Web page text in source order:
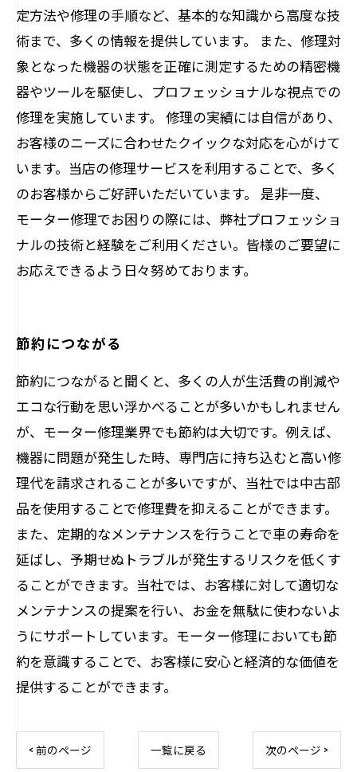
定方法や修理の手順など、基本的な知識から高度な技
術まで、多くの情報を提供しています。 また、修理対
象となった機器の状態を正確に測定するための精密機
器やツールを駆使し、プロフェッショナルな視点での
修理を実施しています。 修理の実績には自信があり、
お客様のニーズに合わせたクイックな対応を心がけて
います。当店の修理サービスを利用することで、多く
のお客様からご好評いただいています。 是非一度、
モーター修理でお困りの際には、弊社プロフェッショ
ナルの技術と経験をご利用ください。皆様のご要望に
お応えできるよう日々努めております。
節約につながる
節約につながると聞くと、多くの人が生活費の削減や
エコな行動を思い浮かべることが多いかもしれません
が、モーター修理業界でも節約は大切です。例えば、
機器に問題が発生した時、専門店に持ち込むと高い修
理代を請求されることが多いですが、当社では中古部
品を使用することで修理費を抑えることができます。
また、定期的なメンテナンスを行うことで車の寿命を
延ばし、予期せぬトラブルが発生するリスクを低くす
ることができます。当社では、お客様に対して適切な
メンテナンスの提案を行い、お金を無駄に使わないよ
うにサポートしています。モーター修理においても節
約を意識することで、お客様に安心と経済的な価値を
提供することができます。
< 前のページ 一覧に戻る 次のページ >